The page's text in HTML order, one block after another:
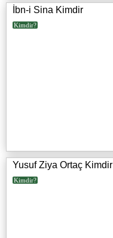
İbn-i Sina Kimdir
Kimdir?
Yusuf Ziya Ortaç Kimdir
Kimdir?